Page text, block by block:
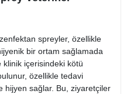
spreyler, özellikle
bir ortam sağlamada
içerisindeki kötü
özellikle tedavi
hijyen sağlar. Bu, ziyaretçiler